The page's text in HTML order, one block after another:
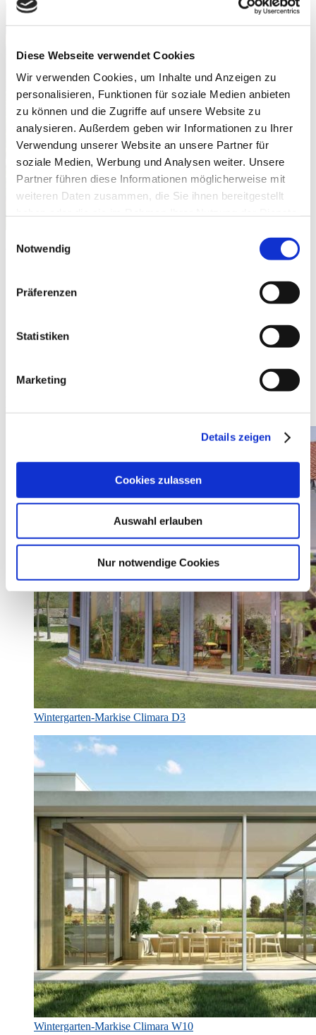
Diese Webseite verwendet Cookies
Wir verwenden Cookies, um Inhalte und Anzeigen zu
personalisieren, Funktionen für soziale Medien anbieten
zu können und die Zugriffe auf unsere Website zu
analysieren. Außerdem geben wir Informationen zu Ihrer
Verwendung unserer Website an unsere Partner für
soziale Medien, Werbung und Analysen weiter. Unsere
Partner führen diese Informationen möglicherweise mit
weiteren Daten zusammen, die Sie ihnen bereitgestellt
Notwendig
Präferenzen
Statistiken
Marketing
Details zeigen
Cookies zulassen
Auswahl erlauben
Nur notwendige Cookies
Weitere Bilder
Wintergarten-Markise Climara D3
Wintergarten-Markise Climara W10